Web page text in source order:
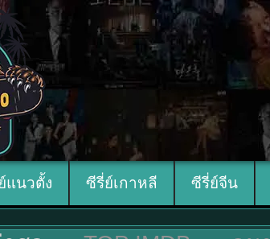
แนวตั้ง ซีรี่ย์เกาหลี ซีรี่ย์จีน